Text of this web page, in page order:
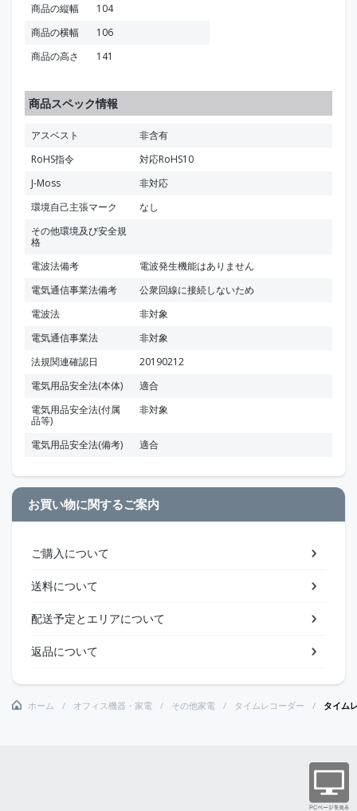
商品の縦幅
104
商品の横幅
106
商品の高さ
141
商品スペック情報
アスベスト
非含有
RoHS指令
対応RoHS10
J-Moss
非対応
環境自己主張マーク
なし
その他環境及び安全規
格
電波法備考
電波発生機能はありません
電気通信事業法備考
公衆回線に接続しないため
電波法
非対象
電気通信事業法
非対象
法規関連確認日
20190212
電気用品安全法(本体)
適合
電気用品安全法(付属
品等)
非対象
電気用品安全法(備考) 適合
お買い物に関するご案内
ご購入について
送料について
配送予定とエリアについて
返品について
ホーム オフィス機器・家電 その他家電 タイムレコーダー タイム